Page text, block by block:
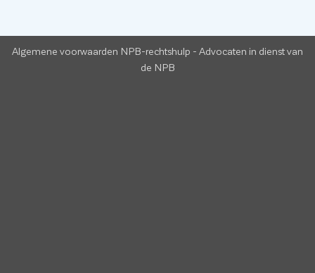
Algemene voorwaarden NPB-rechtshulp - Advocaten in dienst van
de NPB